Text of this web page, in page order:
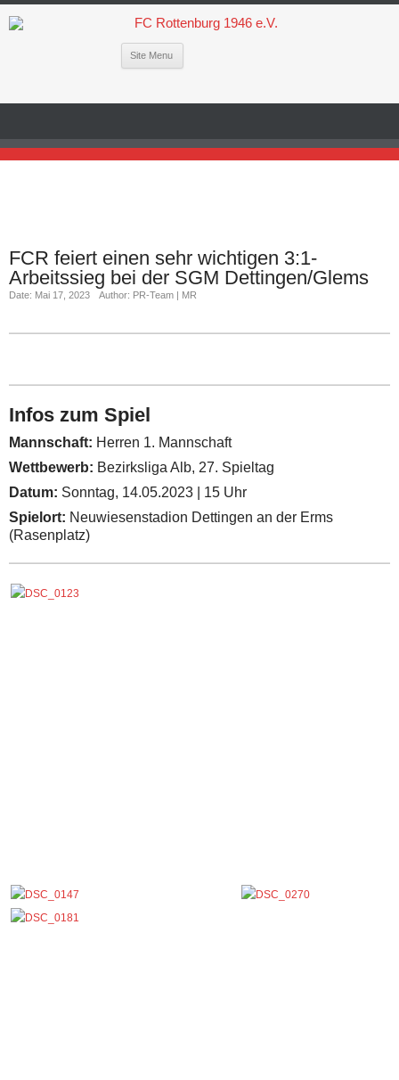
Site Menu
FCR feiert einen sehr wichtigen 3:1-
Arbeitssieg bei der SGM Dettingen/Glems
Date: Mai 17, 2023 Author: PR-Team | MR
Infos zum Spiel
Mannschaft: Herren 1. Mannschaft
Wettbewerb: Bezirksliga Alb, 27. Spieltag
Datum: Sonntag, 14.05.2023 | 15 Uhr
Spielort: Neuwiesenstadion Dettingen an der Erms
(Rasenplatz)